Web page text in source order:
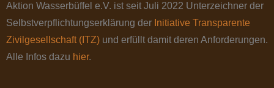
Aktion Wasserbüffel e.V. ist seit Juli 2022 Unterzeichner der
Selbstverpflichtungserklärung der Initiative Transparente
Zivilgesellschaft (ITZ) und erfüllt damit deren Anforderungen.
Alle Infos dazu hier.